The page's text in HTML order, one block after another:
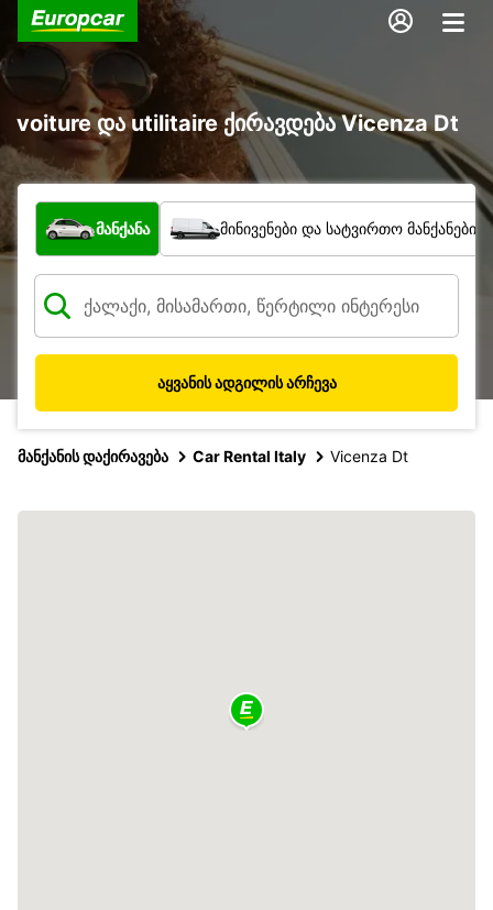
voiture და utilitaire ქირავდება Vicenza Dt
რა ტიპის ავტომობილი?
მანქანა მინივენები და სატვირთო მანქანები
აყვანის ადგილის არჩევა
მანქანის დაქირავება Car Rental Italy Vicenza Dt